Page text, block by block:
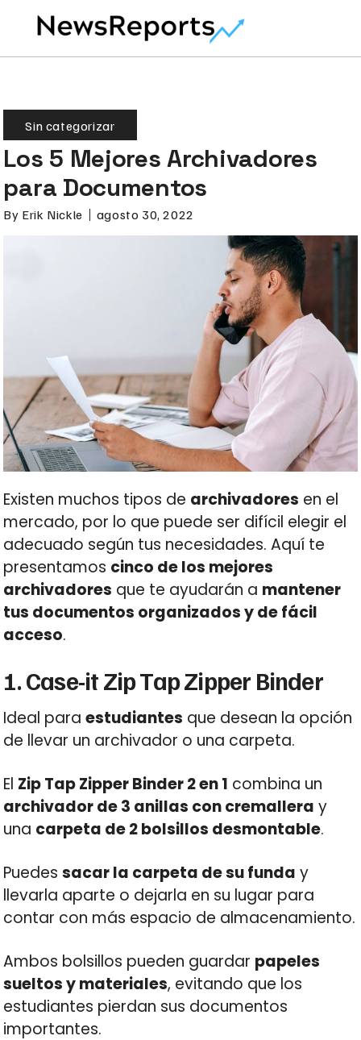
Sin categorizar
Los 5 Mejores Archivadores
para Documentos
By Erik Nickle agosto 30, 2022
Existen muchos tipos de archivadores en el
mercado, por lo que puede ser difícil elegir el
adecuado según tus necesidades. Aquí te
presentamos cinco de los mejores
archivadores que te ayudarán a mantener
tus documentos organizados y de fácil
acceso.
1. Case-it Zip Tap Zipper Binder
Ideal paraestudiantes que desean la opción
de llevar un archivador o una carpeta.
El Zip Tap Zipper Binder 2 en 1 combina un
archivador de 3 anillas con cremallera y
una carpeta de 2 bolsillos desmontable.
Puedessacar la carpeta de su funda y
llevarla aparte o dejarla en su lugar para
contar con más espacio de almacenamiento.
Ambos bolsillos pueden guardar papeles
sueltos y materiales, evitando que los
estudiantes pierdan sus documentos
importantes.